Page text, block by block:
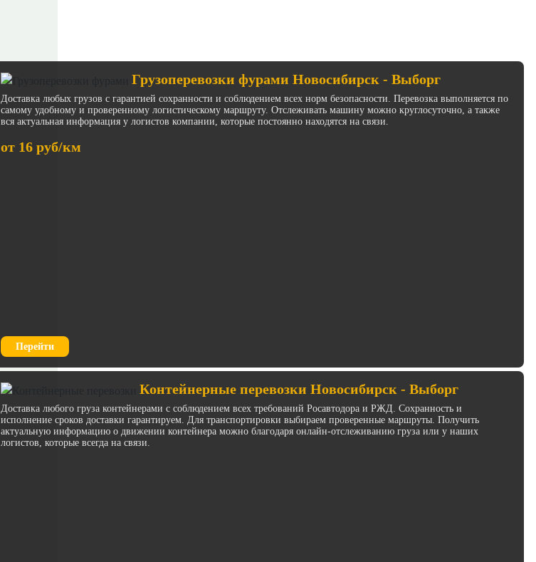
Грузоперевозки фурами Новосибирск - Выборг
Доставка любых грузов с гарантией сохранности и соблюдением всех норм безопасности. Перевозка выполняется по
самому удобному и проверенному логистическому маршруту. Отслеживать машину можно круглосуточно, а также
вся актуальная информация у логистов компании, которые постоянно находятся на связи.
от 16 руб/км
Перейти
Контейнерные перевозки Новосибирск - Выборг
Доставка любого груза контейнерами с соблюдением всех требований Росавтодора и РЖД. Сохранность и
исполнение сроков доставки гарантируем. Для транспортировки выбираем проверенные маршруты. Получить
актуальную информацию о движении контейнера можно благодаря онлайн-отслеживанию груза или у наших
логистов, которые всегда на связи.